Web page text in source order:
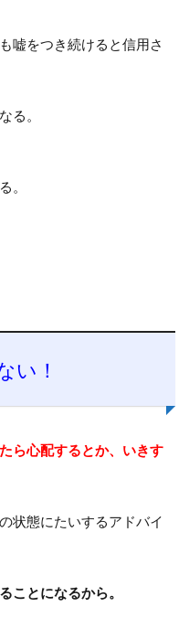
嘘をつき続けると信用さ
る。
。
い！
ら心配するとか、いきす
状態にたいするアドバイ
ことになるから。